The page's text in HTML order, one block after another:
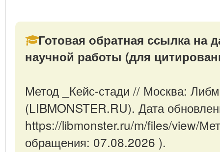
Готовая обратная ссылка на
научной работы (для
Метод _Кейс-стади // Москва:
(LIBMONSTER.RU). Дата
https://libmonster.ru/m/files/view/
обращения: 07.08.2026 ).